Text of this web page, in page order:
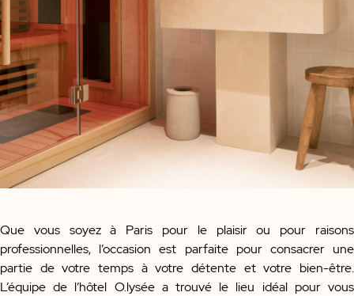
Que vous soyez à Paris pour le plaisir ou pour raisons
professionnelles, l’occasion est parfaite pour consacrer une
partie de votre temps à votre détente et votre bien-être.
L’équipe de l’hôtel O.lysée a trouvé le lieu idéal pour vous